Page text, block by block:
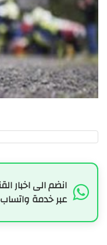
انضم الى اخبار
عبر خدمة